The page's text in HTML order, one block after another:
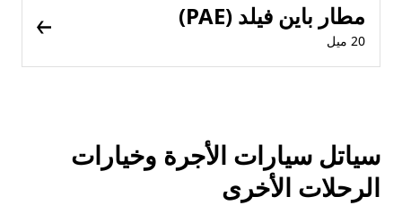
مطار باين فيلد (PAE)
20 ميل
سياتل سيارات الأجرة وخيارات
الرحلات الأخرى